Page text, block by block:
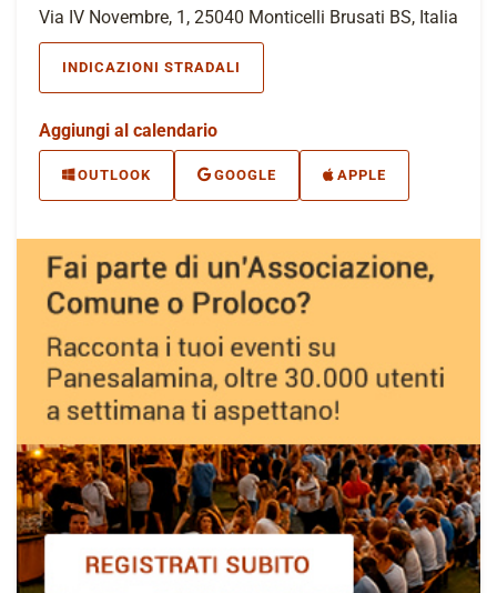
Via IV Novembre, 1, 25040 Monticelli Brusati BS, Italia
INDICAZIONI STRADALI
Aggiungi al calendario
OUTLOOK GOOGLE APPLE